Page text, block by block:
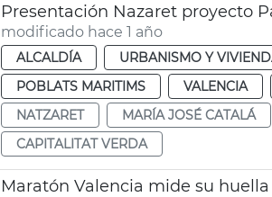
Presentación Nazaret proyecto
modificado hace 1 año
ALCALDÍA URBANISMO Y
POBLATS MARITIMS
VALENCIA
NATZARET
MARÍA JOSÉ CATALÁ
CAPITALITAT VERDA
Maratón Valencia mide su